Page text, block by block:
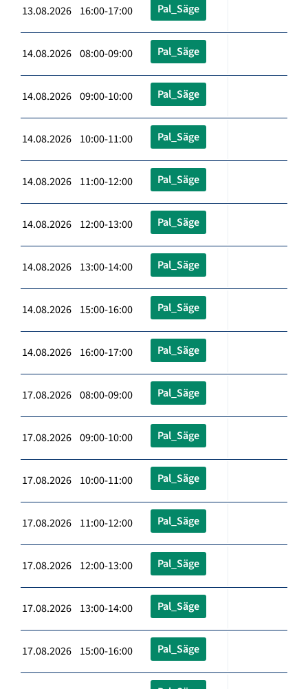
13.08.2026 16:00-17:00 Pal_Säge
14.08.2026 08:00-09:00 Pal_Säge
14.08.2026 09:00-10:00 Pal_Säge
14.08.2026 10:00-11:00 Pal_Säge
14.08.2026 11:00-12:00 Pal_Säge
14.08.2026 12:00-13:00 Pal_Säge
14.08.2026 13:00-14:00 Pal_Säge
14.08.2026 15:00-16:00 Pal_Säge
14.08.2026 16:00-17:00 Pal_Säge
17.08.2026 08:00-09:00 Pal_Säge
17.08.2026 09:00-10:00 Pal_Säge
17.08.2026 10:00-11:00 Pal_Säge
17.08.2026 11:00-12:00 Pal_Säge
17.08.2026 12:00-13:00 Pal_Säge
17.08.2026 13:00-14:00 Pal_Säge
17.08.2026 15:00-16:00 Pal_Säge